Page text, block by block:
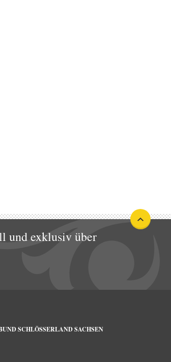
und exklusiv über
SCHLÖSSERLAND SACHSEN